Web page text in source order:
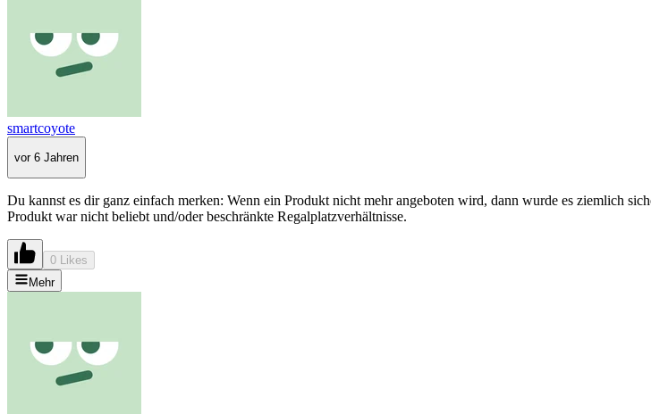
smartcoyote
vor 6 Jahren
Du kannst es dir ganz einfach merken: Wenn ein Produkt nicht mehr angeboten wird, dann wurde es ziemlich
Produkt war nicht beliebt und/oder beschränkte Regalplatzverhältnisse.
0 Likes
Mehr